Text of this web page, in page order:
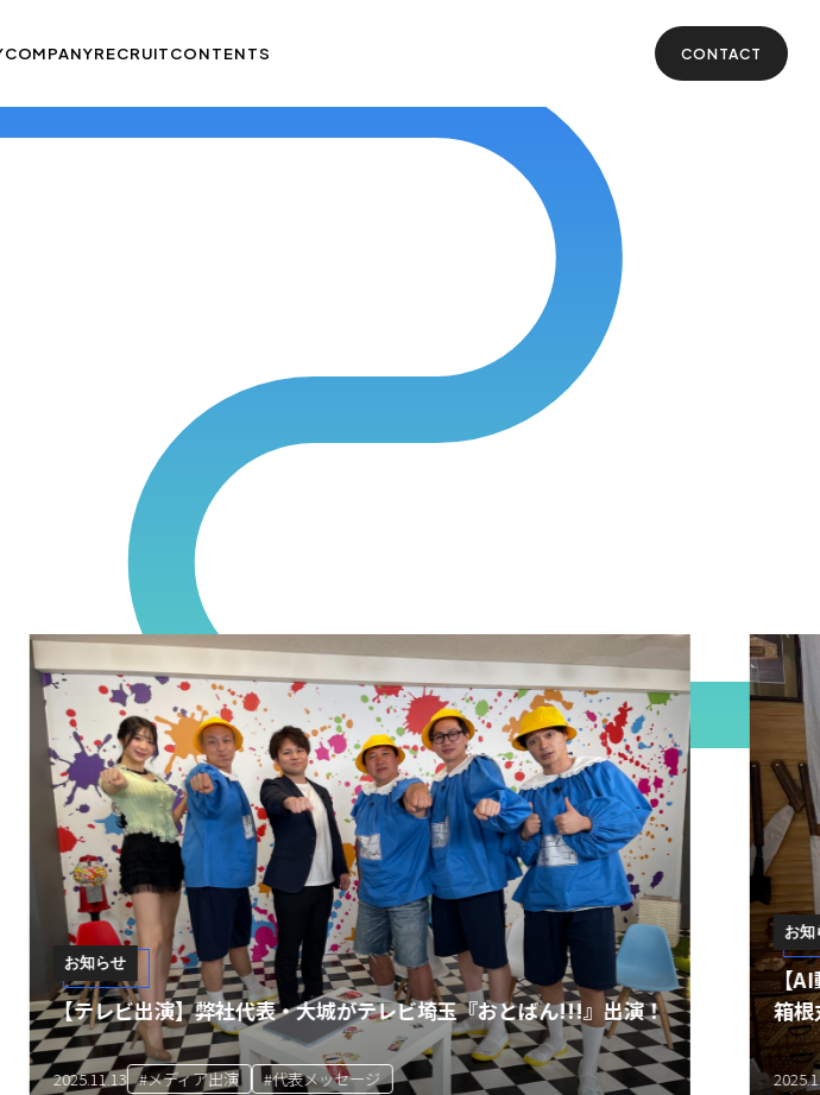
COMPANYRECRUITCONTENTS CONTACT
・大城がテレビ埼玉『おとばん!!!』出演！
#代表メッセージ
お知らせ
【AI動画 制作実績】箱根の伝統
箱根丸山物産様
2025.11.11 #AI動画 #伝統工芸 #導入